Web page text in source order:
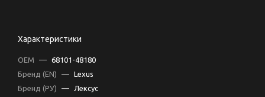
Характеристики
OEM — 68101-48180
Бренд (EN)
— Lexus
Бренд (РУ)
— Лексус